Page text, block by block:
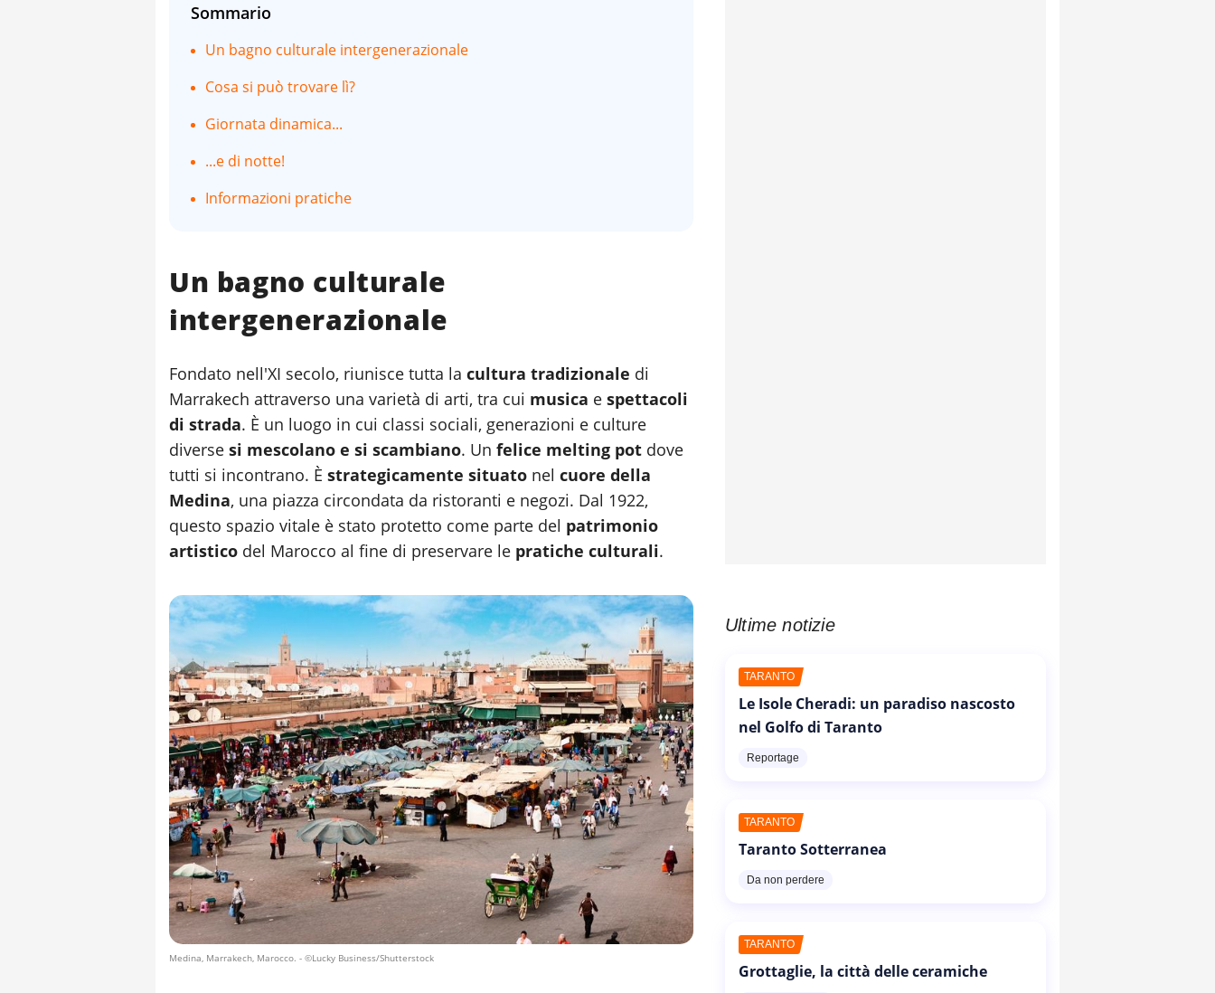
Sommario
Un bagno culturale intergenerazionale
Cosa si può trovare lì?
Giornata dinamica...
...e di notte!
Informazioni pratiche
Un bagno culturale
intergenerazionale
Fondato nell'XI secolo, riunisce tutta la cultura tradizionale di
Marrakech attraverso una varietà di arti, tra cui musica e spettacoli
di strada. È un luogo in cui classi sociali, generazioni e culture
diverse si mescolano e si scambiano. Un felice melting pot dove
tutti si incontrano. È strategicamente situato nel cuore della
Medina, una piazza circondata da ristoranti e negozi. Dal 1922,
questo spazio vitale è stato protetto come parte del patrimonio
artistico del Marocco al fine di preservare le pratiche culturali.
Medina, Marrakech, Marocco. - ©Lucky Business/Shutterstock
Ultime notizie
TARANTO
Le Isole Cheradi: un paradiso nascosto
nel Golfo di Taranto
Reportage
TARANTO
Taranto Sotterranea
Da non perdere
TARANTO
Grottaglie, la città delle ceramiche